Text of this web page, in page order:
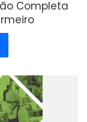
Completa